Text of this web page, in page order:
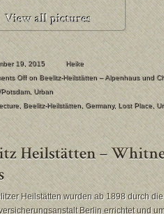
19, 2015
Heike
Offon Beelitz-Heilstätten – Alpenhaus und
,Urban
,Beelitz-Heilstätten ,Germany,Lost Place,
Heilstätten wurden ab 1898 durch die
Berlin errichtet und